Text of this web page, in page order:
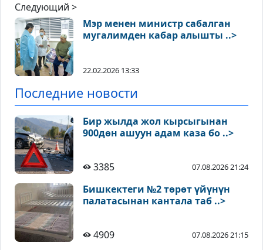
Следующий >
Мэр менен министр сабалган
мугалимден кабар алышты ..>
22.02.2026 13:33
Последние новости
Бир жылда жол кырсыгынан
900дөн ашуун адам каза бо ..>
3385 07.08.2026 21:24
Бишкектеги №2 төрөт үйүнүн
палатасынан кантала таб ..>
4909 07.08.2026 21:15